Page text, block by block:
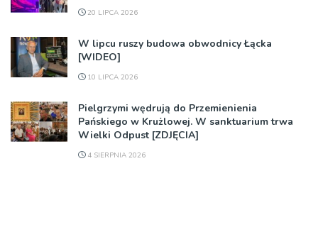
20 LIPCA 2026
W lipcu ruszy budowa obwodnicy Łącka
[WIDEO]
10 LIPCA 2026
Pielgrzymi wędrują do Przemienienia
Pańskiego w Krużlowej. W sanktuarium trwa
Wielki Odpust [ZDJĘCIA]
4 SIERPNIA 2026